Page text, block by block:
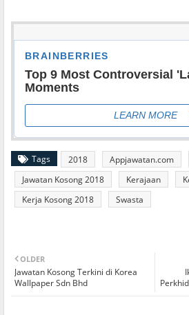
Tags 2018 Appjawatan.com
Jawatan Kosong 2018
Kerajaan
Kerja Kosong 2018
Swasta
OLDER
Jawatan Kosong Terkini di Korea
Wallpaper Sdn Bhd